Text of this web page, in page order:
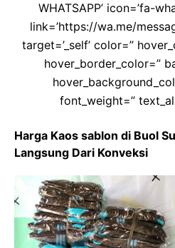
WHATSAPP’ icon=’fa-
link=’https://wa.me/
target=’_self’ color=”
hover_border_color=”
font_weight=”
Harga Kaos sablon di Buol
Langsung Dari Konveksi